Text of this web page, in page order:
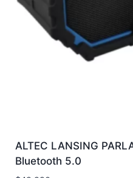
ALTEC LANSING
Bluetooth 5.0